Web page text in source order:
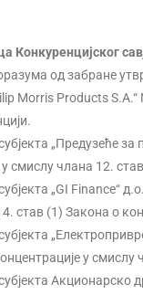
од забране
Morris Products
„Предузеће
смислу члана 12.
„GI Finance“
став (1) Закона о
у
Акционарско